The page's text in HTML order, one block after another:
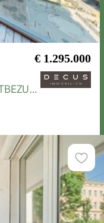
€ 1.295.000